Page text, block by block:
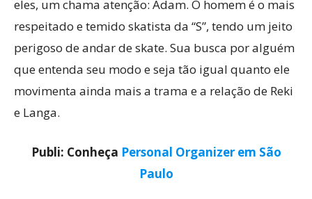
eles, um chama atenção: Adam. O homem é o mais
respeitado e temido skatista da “S”, tendo um jeito
perigoso de andar de skate. Sua busca por alguém
que entenda seu modo e seja tão igual quanto ele
movimenta ainda mais a trama e a relação de Reki
e Langa.
Publi: Conheça Personal Organizer em São
Paulo